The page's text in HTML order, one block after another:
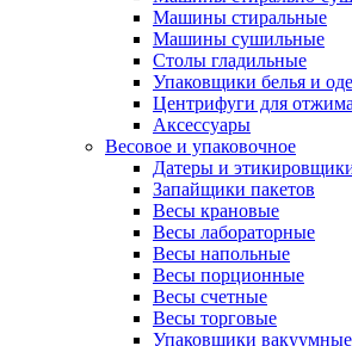
Машины стиральные
Машины сушильные
Столы гладильные
Упаковщики белья и
Центрифуги для
Аксессуары
Весовое и упаковочное
Датеры и
Запайщики пакетов
Весы крановые
Весы лабораторные
Весы напольные
Весы порционные
Весы счетные
Весы торговые
Упаковщики вакуумные